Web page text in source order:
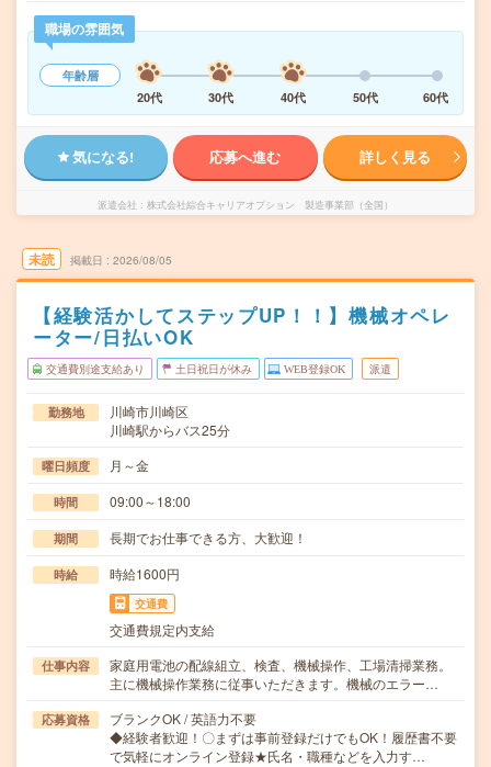
職場の雰囲気
年齢層
20代
30代 40代 50代 60代
気になる! 応募へ進む 詳しく見る
派遣会社 株式会社綜合キャリアオプション 製造事業部（全国）
未読 掲載日 2026/08/05
【経験活かしてステップUP！！】機械オペレ
ーター/日払いOK
交通費別途支給あり 土日祝日が休み WEB登録OK 派遣
勤務地
川崎市川崎区
川崎駅からバス25分
曜日頻度 月～金
時間 09:00～18:00
期間 長期でお仕事できる方、大歓迎！
時給 時給1600円
交通費
交通費規定内支給
仕事内容
家庭用電池の配線組立、検査、機械操作、工場清掃業務。
主に機械操作業務に従事いただきます。機械のエラー…
応募資格
ブランクOK / 英語力不要
◆経験者歓迎！〇まずは事前登録だけでもOK！履歴書不要
で気軽にオンライン登録★氏名・職種などを入力す…